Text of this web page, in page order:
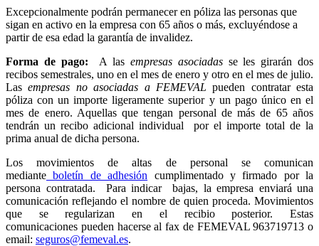
Excepcionalmente podrán permanecer en póliza las personas que
sigan en activo en la empresa con 65 años o más, excluyéndose a
partir de esa edad la garantía de invalidez.
Forma de pago: A las empresas asociadasse les girarán dos
recibos semestrales, uno en el mes de enero y otro en el mes de julio.
Lasempresas no asociadas a FEMEVAL pueden contratar esta
póliza con un importe ligeramente superior y un pago único en el
mes de enero. Aquellas que tengan personal de más de 65 años
tendrán un recibo adicional individual por el importe total de la
prima anual de dicha persona.
Los movimientos de altas de personal se comunican
mediante boletín de adhesión cumplimentado y firmado por la
persona contratada. Para indicar bajas, la empresa enviará una
comunicación reflejando el nombre de quien proceda. Movimientos
que se regularizan en el recibio posterior. Estas
comunicaciones pueden hacerse al fax de FEMEVAL 963719713 o
email: seguros@femeval.es.